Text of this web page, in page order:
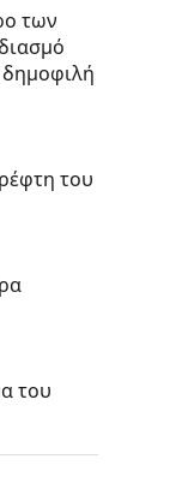
των
δημοφιλή
του
του